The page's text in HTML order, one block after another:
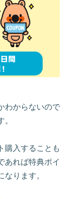
わからないので
購入することも
あれば特典ポイ
ります。